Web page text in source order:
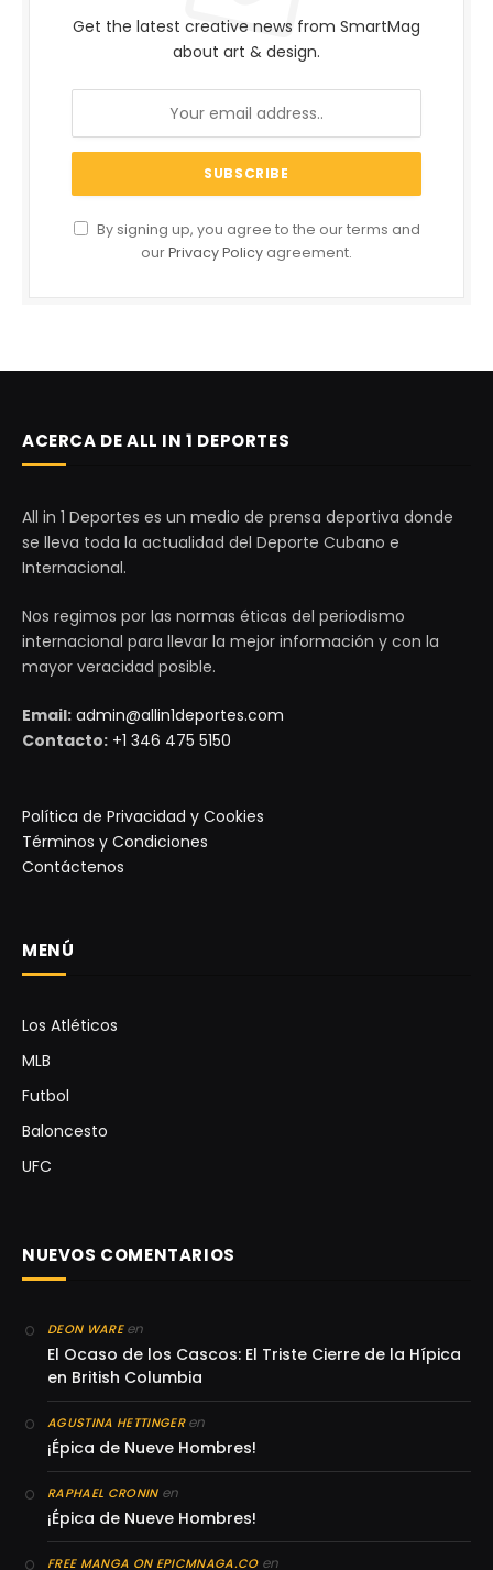
Get the latest creative news from SmartMag
about art & design.
By signing up, you agree to the our terms and
ourPrivacy Policy agreement.
ACERCA DE ALL IN 1 DEPORTES
All in 1 Deportes es un medio de prensa deportiva donde
se lleva toda la actualidad del Deporte Cubano e
Internacional.
Nos regimos por las normas éticas del periodismo
internacional para llevar la mejor información y con la
mayor veracidad posible.
Email: admin@allin1deportes.com
Contacto: +1 346 475 5150
Política de Privacidad y Cookies
Términos y Condiciones
Contáctenos
MENÚ
Los Atléticos
MLB
Futbol
Baloncesto
UFC
NUEVOS COMENTARIOS
DEON WAREen
El Ocaso de los Cascos: El Triste Cierre de la Hípica
en British Columbia
AGUSTINA HETTINGERen
¡Épica de Nueve Hombres!
RAPHAEL CRONINen
¡Épica de Nueve Hombres!
FREE MANGA ON EPICMNAGA.COen